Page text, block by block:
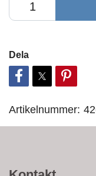
Dela
Artikelnummer: